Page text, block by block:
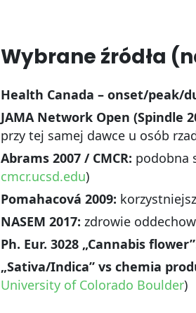
Wybrane źródła
Health Canada – onset/peak/
JAMA Network Open (Spindle
przy tej samej dawce u osób
Abrams 2007 / CMCR: podobna
cmcr.ucsd.edu)
Pomahacová 2009:
NASEM 2017: zdrowie
Ph. Eur. 3028 „Cannabis
„Sativa/Indica” vs chemia
University of Colorado Boulder)